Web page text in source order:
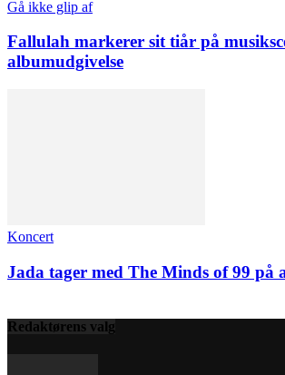
Gå ikke glip af
Fallulah markerer sit tiår på
albumudgivelse
Koncert
Jada tager med The Minds of 99 på
Redaktørens valg